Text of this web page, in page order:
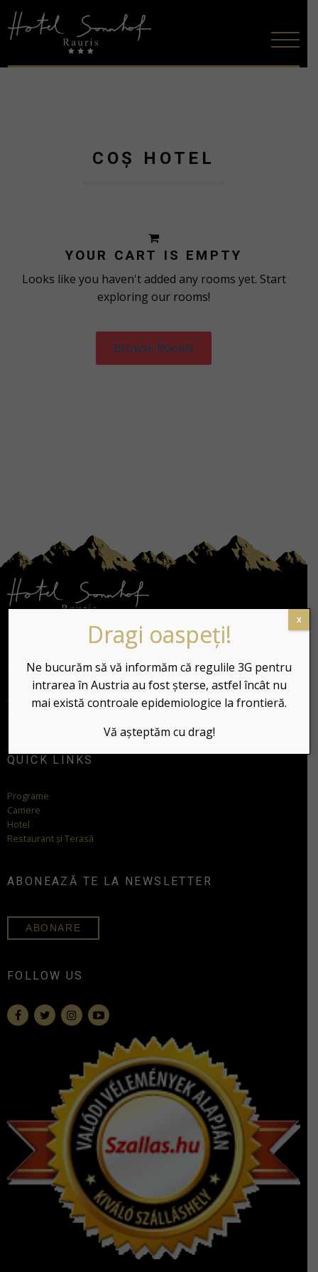
COŞ HOTEL
YOUR CART IS EMPTY
Looks like you haven't added any rooms yet. Start
exploring our rooms!
Browse Rooms
Sonnblickweg 17. A-5661 RAURIS
Reg. Nr. 50617- 000004 -2020
GPS Coordinates: 47.228487, 12.996785
Telefon:+43654420077
QUICK LINKS
Programe
Camere
Hotel
Restaurant și Terasă
ABONEAZĂ TE LA NEWSLETTER
ABONARE
FOLLOW US
Dragi oaspeți!
Ne bucurăm să vă informăm că regulile 3G pentru
intrarea în Austria au fost șterse, astfel încât nu
mai există controale epidemiologice la frontieră.
Vă așteptăm cu drag!
x